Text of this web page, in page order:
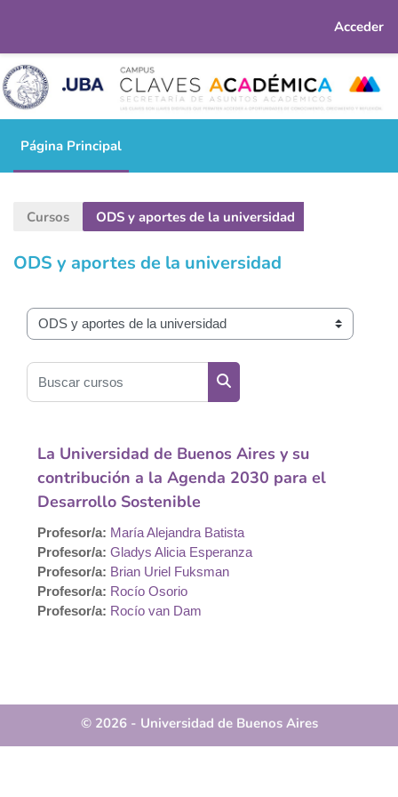
Salta al contenido principal
Acceder
Página Principal
Cursos ODS y aportes de la universidad
ODS y aportes de la universidad
Categorías
Buscar cursos
Buscar cursos
La Universidad de Buenos Aires y su
contribución a la Agenda 2030 para el
Desarrollo Sostenible
Profesor/a: María Alejandra Batista
Profesor/a: Gladys Alicia Esperanza
Profesor/a: Brian Uriel Fuksman
Profesor/a: Rocío Osorio
Profesor/a: Rocío van Dam
© 2026 - Universidad de Buenos Aires